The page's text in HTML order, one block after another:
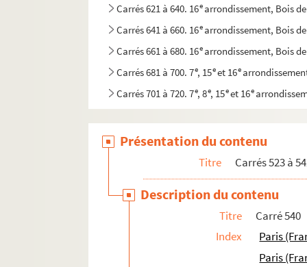
Carrés 621 à 640. 16earrondissement, Bois
Carrés 641 à 660. 16earrondissement, Bois
Carrés 661 à 680. 16earrondissement, Bois
Carrés 681 à 700. 7e, 15eet 16e
Carrés 701 à 720. 7e, 8e, 15eet 16e
Présentation du contenu
Titre Carrés 523 à
Description du contenu
Titre
Carré 540
Index
Paris
Paris